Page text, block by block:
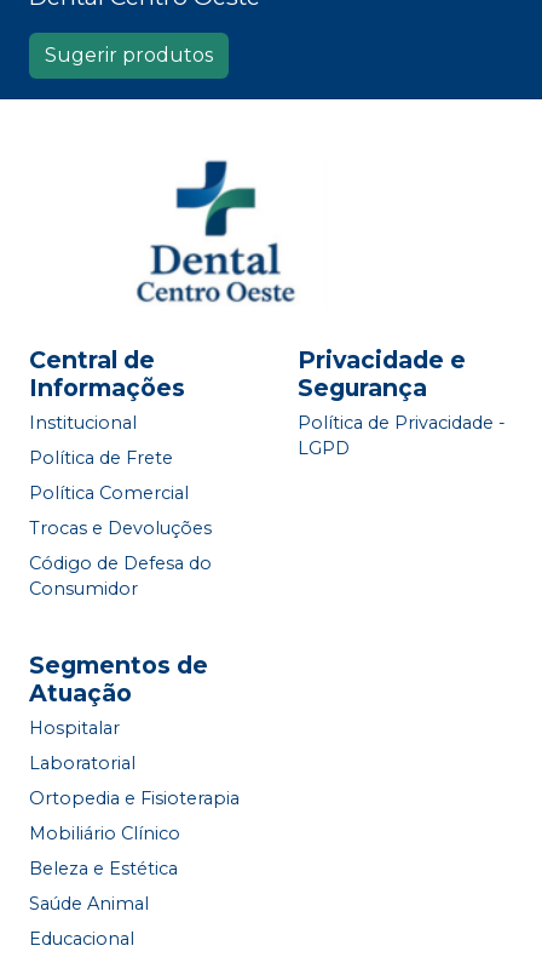
Sugerir produtos
Central de
Informações
Institucional
Política de Frete
Política Comercial
Trocas e Devoluções
Código de Defesa do
Consumidor
Privacidade e
Segurança
Política de Privacidade -
LGPD
Segmentos de
Atuação
Hospitalar
Laboratorial
Ortopedia e Fisioterapia
Mobiliário Clínico
Beleza e Estética
Saúde Animal
Educacional